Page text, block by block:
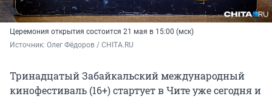
Церемония открытия состоится 21 мая в 15:00 (мск)
Источник: Олег Фёдоров / CHITA.RU
Тринадцатый Забайкальский международный
кинофестиваль (16+)стартует в Чите уже сегодня и